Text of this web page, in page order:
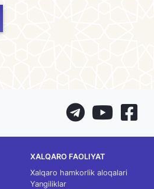
XALQARO FAOLIYAT
Xalqaro hamkorlik aloqalari
Yangiliklar